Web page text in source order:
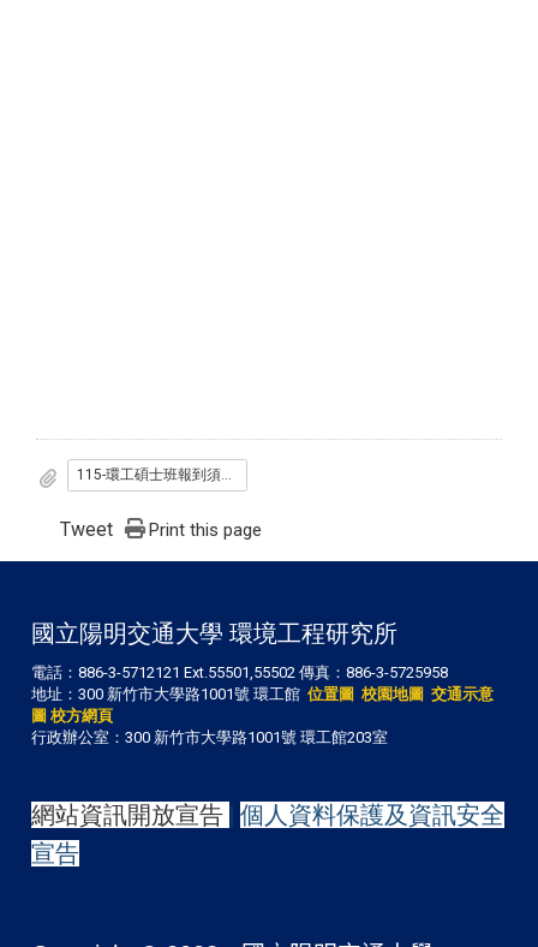
115-環工碩士班報到須知-備取3.pdf
Tweet Print this page
國立陽明交通大學 環境工程研究所
電話：886-3-5712121 Ext.55501,55502 傳真：886-3-5725958
地址：300 新竹市大學路1001號 環工館 位置圖 校園地圖 交通示意
圖 校方網頁
行政辦公室：300 新竹市大學路1001號 環工館203室
網站資訊開放宣告
個人資料保護及資訊安全
宣告